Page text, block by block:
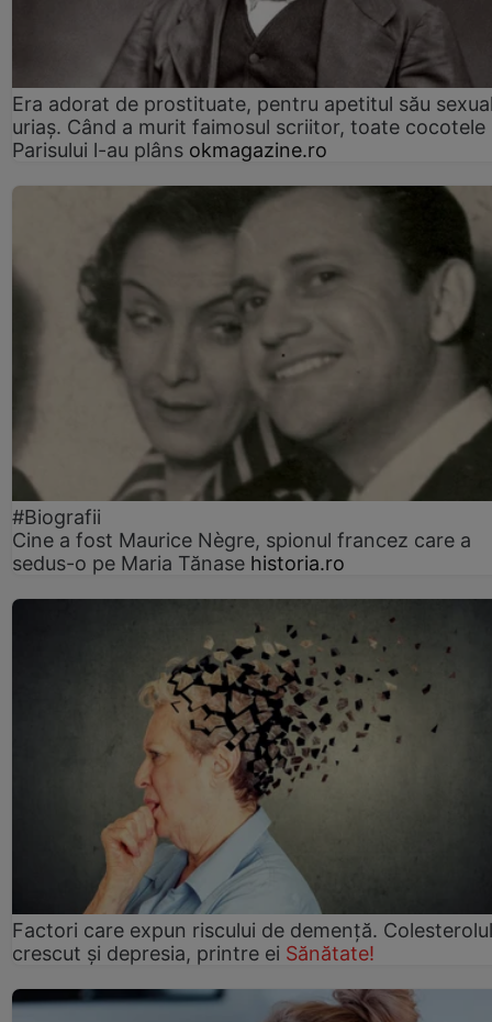
Era adorat de prostituate, pentru apetitul său
uriaș. Când a murit faimosul scriitor, toate cocotele
Parisului l-au plâns okmagazine.ro
#Biografii
Cine a fost Maurice Nègre, spionul francez care a
sedus-o pe Maria Tănase historia.ro
Factori care expun riscului de demență. Colesterolul
crescut şi depresia, printre ei Sănătate!